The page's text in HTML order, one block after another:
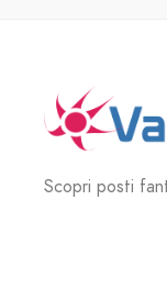
Scopri posti